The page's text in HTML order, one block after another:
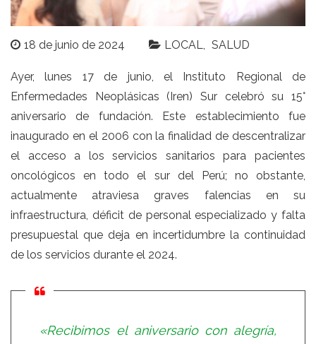
18 de junio de 2024 LOCAL SALUD
Ayer, lunes 17 de junio, el Instituto Regional de
Enfermedades Neoplásicas (Iren) Sur celebró su 15°
aniversario de fundación. Este establecimiento fue
inaugurado en el 2006 con la finalidad de descentralizar
el acceso a los servicios sanitarios para pacientes
oncológicos en todo el sur del Perú; no obstante,
actualmente atraviesa graves falencias en su
infraestructura, déficit de personal especializado y falta
presupuestal que deja en incertidumbre la continuidad
de los servicios durante el 2024.
«Recibimos el aniversario con alegría,